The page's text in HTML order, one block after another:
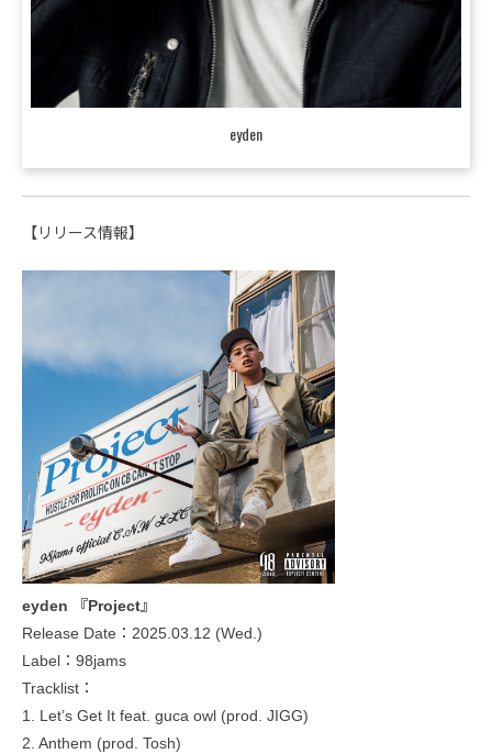
eyden
【リリース情報】
eyden 『Project』
Release Date：2025.03.12 (Wed.)
Label：98jams
Tracklist：
1. Let’s Get It feat. guca owl (prod. JIGG)
2. Anthem (prod. Tosh)